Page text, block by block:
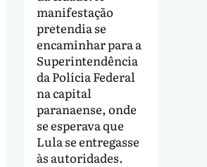
manifestação
pretendia se
encaminhar para a
Superintendência
da Polícia Federal
na capital
paranaense, onde
se esperava que
Lula se entregasse
às autoridades.